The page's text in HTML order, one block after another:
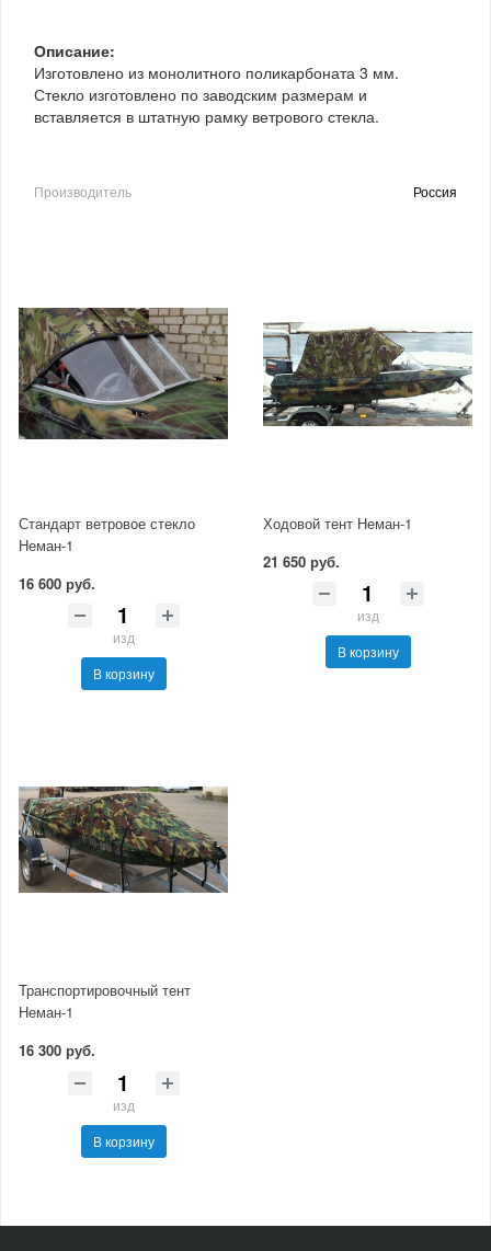
Описание:
Изготовлено из монолитного поликарбоната 3 мм.
Стекло изготовлено по заводским размерам и
вставляется в штатную рамку ветрового стекла.
Производитель Россия
Стандарт ветровое стекло
Неман-1
16 600 руб.
изд
В корзину
Ходовой тент Неман-1
21 650 руб.
изд
В корзину
Транспортировочный тент
Неман-1
16 300 руб.
изд
В корзину